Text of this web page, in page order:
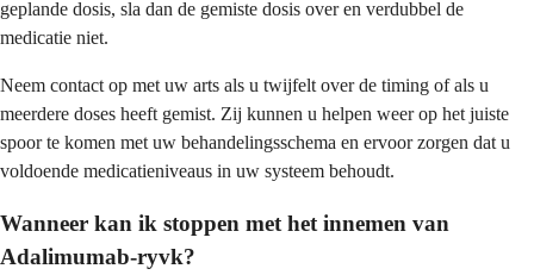
geplande dosis, sla dan de gemiste dosis over en verdubbel de
medicatie niet.
Neem contact op met uw arts als u twijfelt over de timing of als u
meerdere doses heeft gemist. Zij kunnen u helpen weer op het juiste
spoor te komen met uw behandelingsschema en ervoor zorgen dat u
voldoende medicatieniveaus in uw systeem behoudt.
Wanneer kan ik stoppen met het innemen van
Adalimumab-ryvk?